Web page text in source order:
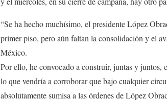
“Se ha hecho muchísimo, el presidente López
primer piso, pero aún faltan la consolidación y el
México.
Por ello, he convocado a construir, juntas y
lo que vendría a corroborar que bajo cualquier
absolutamente sumisa a las órdenes de López